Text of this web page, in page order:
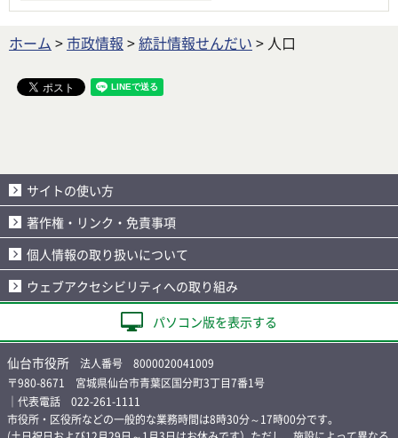
ホーム >市政情報 >統計情報せんだい > 人口
サイトの使い方
著作権・リンク・免責事項
個人情報の取り扱いについて
ウェブアクセシビリティへの取り組み
パソコン版を表示する
仙台市役所 法人番号 8000020041009
〒980-8671 宮城県仙台市青葉区国分町3丁目7番1号
｜代表電話 022-261-1111
市役所・区役所などの一般的な業務時間は8時30分～17時00分です。